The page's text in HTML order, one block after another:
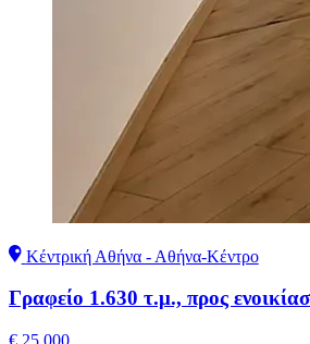
Κέντρική Αθήνα - Αθήνα-Κέντρο
Γραφείο 1.630 τ.μ., προς